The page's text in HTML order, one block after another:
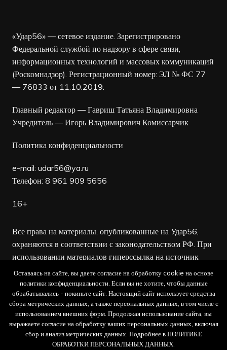
«Удар56» — сетевое издание. Зарегистрировано
Федеральной службой по надзору в сфере связи,
информационных технологий и массовых коммуникаций
(Роскомнадзор). Регистрационный номер: ЭЛ № ФС 77
— 76833 от 11.10.2019.
Главный редактор — Гавриш Татьяна Владимировна
Учредитель — Игорь Владимирович Комиссарчик
Политика конфиденциальности
e-mail: udar56@ya.ru
Телефон: 8 961 909 5656
16+
Все права на материалы, опубликованные на Удар56,
охраняются в соответствии с законодательством РФ. При
использовании материалов гиперссылка на источник
обязательна.
Редакция не несет ответственности за достоверность
рекламных объявлений, а также за содержание веб-
сайтов, на которые даны гиперссылки.
Оставаясь на сайте, вы даете согласие на обработку cookie на основе
политики конфиденциальности. Если вы не хотите, чтобы данные
обрабатывались - покиньте сайт. Настоящий сайт использует средства
сбора метрических данных, а также персональных данных, в том числе с
использованием внешних форм. Продолжая использование сайта, вы
выражаете согласие на обработку ваших персональных данных, включая
сбор и анализ метрических данных. Подробнее в ПОЛИТИКЕ
ОБРАБОТКИ ПЕРСОНАЛЬНЫХ ДАННЫХ.